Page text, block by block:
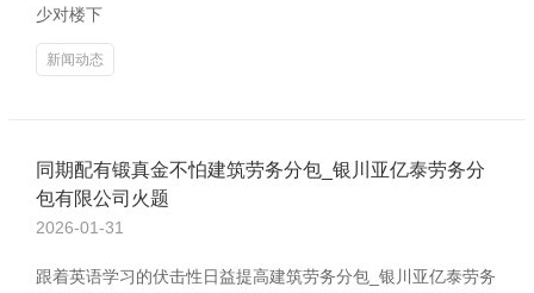
少对楼下
新闻动态
同期配有锻真金不怕建筑劳务分包_银川亚亿泰劳务分
包有限公司火题
2026-01-31
跟着英语学习的伏击性日益提高建筑劳务分包_银川亚亿泰劳务